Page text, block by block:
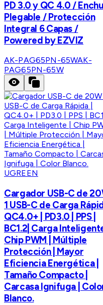
PD 3.0 y QC 4.0 /
Plegable / Protección
Integral 6 Capas /
Powered by EZVIZ
AK-PAG65PN-65WAK-
PAG65PN-65W
UGREEN
Cargador USB-C de
1 USB-C de Carga
QC4.0+ | PD3.0 | PPS |
BC1.2| Carga Inteligente
Chip PWM | Múltiple
Protección | Mayor
Eficiencia Energética |
Tamaño Compacto |
Carcasa Ignifuga |
Blanco.